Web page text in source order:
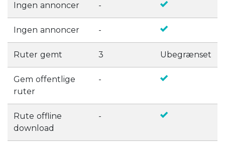
Ingen annoncer -
Ingen annoncer -
Ruter gemt 3 Ubegrænset
Gem offentlige
ruter
-
Rute offline
download
-